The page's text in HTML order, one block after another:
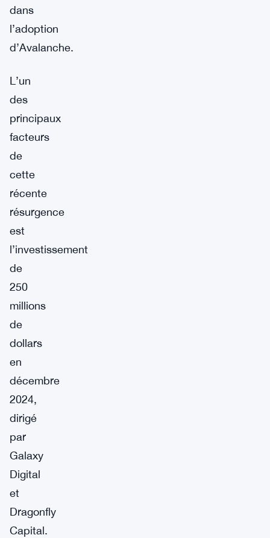
dans
l’adoption
d’Avalanche.
L’un
des
principaux
facteurs
de
cette
récente
résurgence
est
l’investissement
de
250
millions
de
dollars
en
décembre
2024,
dirigé
par
Galaxy
Digital
et
Dragonfly
Capital.